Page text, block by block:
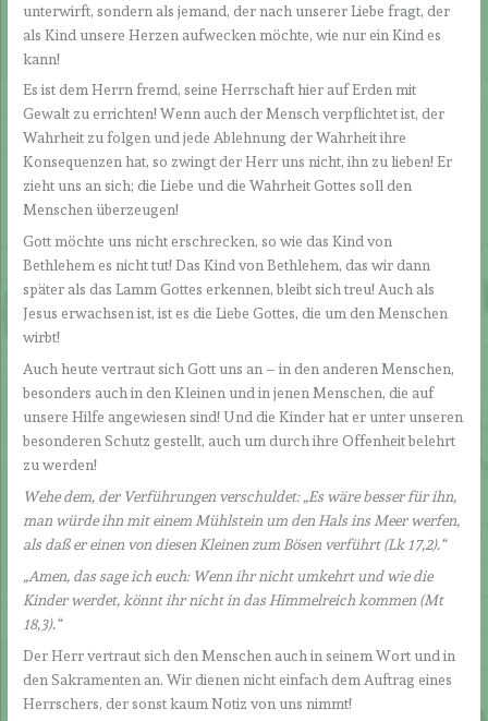
unterwirft, sondern als jemand, der nach unserer Liebe fragt, der
als Kind unsere Herzen aufwecken möchte, wie nur ein Kind es
kann!
Es ist dem Herrn fremd, seine Herrschaft hier auf Erden mit
Gewalt zu errichten! Wenn auch der Mensch verpflichtet ist, der
Wahrheit zu folgen und jede Ablehnung der Wahrheit ihre
Konsequenzen hat, so zwingt der Herr uns nicht, ihn zu lieben! Er
zieht uns an sich; die Liebe und die Wahrheit Gottes soll den
Menschen überzeugen!
Gott möchte uns nicht erschrecken, so wie das Kind von
Bethlehem es nicht tut! Das Kind von Bethlehem, das wir dann
später als das Lamm Gottes erkennen, bleibt sich treu! Auch als
Jesus erwachsen ist, ist es die Liebe Gottes, die um den Menschen
wirbt!
Auch heute vertraut sich Gott uns an – in den anderen Menschen,
besonders auch in den Kleinen und in jenen Menschen, die auf
unsere Hilfe angewiesen sind! Und die Kinder hat er unter unseren
besonderen Schutz gestellt, auch um durch ihre Offenheit belehrt
zu werden!
Wehe dem, der Verführungen verschuldet: „Es wäre besser für ihn,
man würde ihn mit einem Mühlstein um den Hals ins Meer werfen,
als daß er einen von diesen Kleinen zum Bösen verführt (Lk 17,2).“
„Amen, das sage ich euch: Wenn ihr nicht umkehrt und wie die
Kinder werdet, könnt ihr nicht in das Himmelreich kommen (Mt
18,3).“
Der Herr vertraut sich den Menschen auch in seinem Wort und in
den Sakramenten an. Wir dienen nicht einfach dem Auftrag eines
Herrschers, der sonst kaum Notiz von uns nimmt!